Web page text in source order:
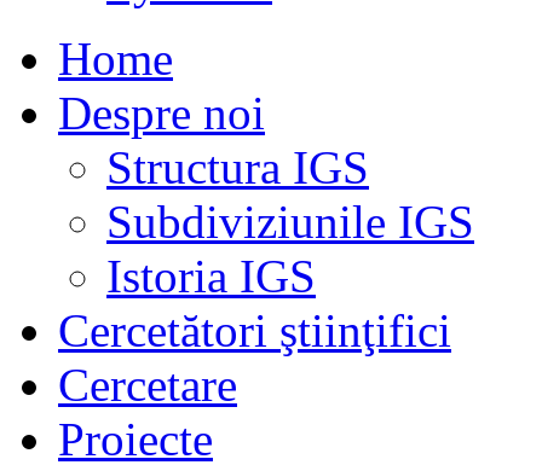
Home
Despre noi
Structura IGS
Subdiviziunile IGS
Istoria IGS
Cercetători ştiinţifici
Cercetare
Proiecte